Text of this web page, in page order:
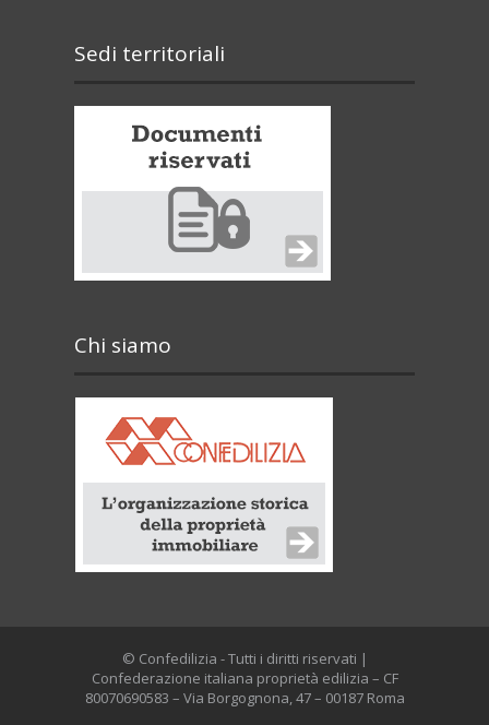
Sedi territoriali
Chi siamo
© Confedilizia - Tutti i diritti riservati |
Confederazione italiana proprietà edilizia – CF
80070690583 – Via Borgognona, 47 – 00187 Roma